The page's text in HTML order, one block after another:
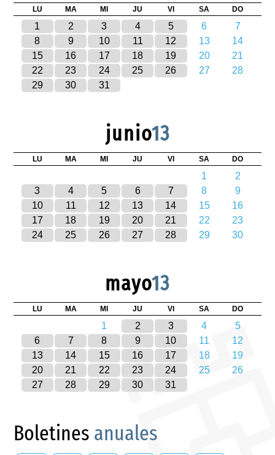
LU MA MI JU VI SA DO
1 2 3 4 5 6
7
8
9 10 11 12 13
14
15
16 17 18 19 20
21
22
23 24 25 26 27
28
29
30 31
junio13
LU MA MI JU VI SA DO
1
2
3
4 5 6 7 8
9
10
11 12 13 14 15
16
17
18 19 20 21 22
23
24
25 26 27 28 29 30
mayo13
LU MA MI JU VI SA DO
1 2 3 4
5
6
7 8 9 10 11
12
13
14 15 16 17 18
19
20
21 22 23 24 25
26
27
28 29 30 31
Boletines anuales